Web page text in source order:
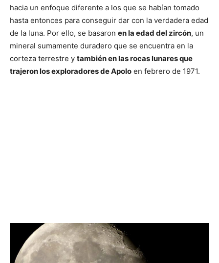
hacia un enfoque diferente a los que se habían tomado
hasta entonces para conseguir dar con la verdadera edad
de la luna. Por ello, se basaron en la edad del zircón, un
mineral sumamente duradero que se encuentra en la
corteza terrestre y también en las rocas lunares que
trajeron los exploradores de Apolo en febrero de 1971.